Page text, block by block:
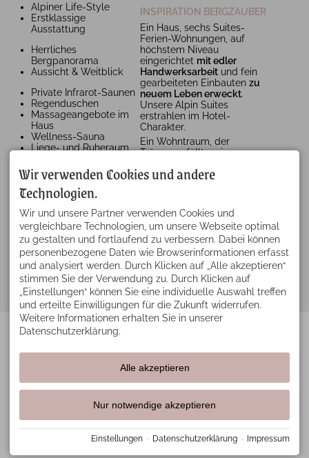
Alpiner Life-Style
Erstklassige
Ausstattung
Herrliches
Bergpanorama
Aussicht & Weitblick
Private Infrarot-Saunen
Regenduschen
Massageangebote im
Haus
Wellness-Sauna
Liege- und Ruheraum
INSPIRATION BERGZAUBER
Ein Haus, sechs Suites-
Ferien-Wohnungen, auf
höchstem Niveau
eingerichtet mit edler
Handwerksarbeit und fein
gearbeiteten Einbauten zu
neuem Leben erweckt.
Unsere Alpin Suites
erstrahlen im Hotel-
Charakter.
Ein Wohntraum, der
Träume erfüllt – ein
wir teilen möchten.
Impressum DatenschutzBarrierefreiheit Vertrag widerrufen
Cookie-Einstellungen
Facebook Instagram
Erstellt von zuckerschnecke.at mitTramino
Wir verwenden Cookies und andere
Technologien.
Wir und unsere Partner verwenden Cookies und
vergleichbare Technologien, um unsere Webseite optimal
zu gestalten und fortlaufend zu verbessern. Dabei können
personenbezogene Daten wie Browserinformationen erfasst
und analysiert werden. Durch Klicken auf „Alle akzeptieren“
stimmen Sie der Verwendung zu. Durch Klicken auf
„Einstellungen“ können Sie eine individuelle Auswahl treffen
und erteilte Einwilligungen für die Zukunft widerrufen.
Weitere Informationen erhalten Sie in unserer
Datenschutzerklärung.
Alle akzeptieren
Nur notwendige akzeptieren
Einstellungen · Datenschutzerklärung · Impressum